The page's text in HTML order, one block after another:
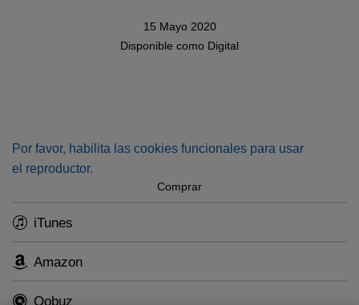
15 Mayo 2020
Disponible como Digital
Por favor, habilita las cookies funcionales para usar
el reproductor.
Comprar
iTunes
Amazon
Qobuz